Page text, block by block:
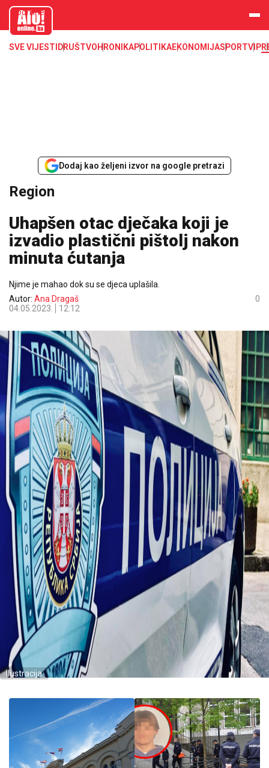
aloonline.b
SVE VIJESTI DRUŠTVOHRONIKAPOLITIKAEKONOMIJASPORTVIP
Dodaj kao željeni izvor na google pretrazi
Region
Uhapšen otac dječaka koji je
izvadio plastični pištolj nakon
minuta ćutanja
Njime je mahao dok su se djeca uplašila.
Autor: Ana Dragaš
04.05.2023.
12:12
0
Ilustracija